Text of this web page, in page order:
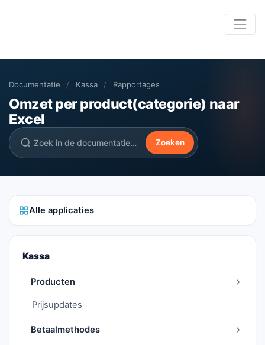
Documentatie / Kassa / Rapportages
Omzet per product(categorie) naar
Excel
Zoeken
Alle applicaties
Kassa
Producten
Prijsupdates
Betaalmethodes